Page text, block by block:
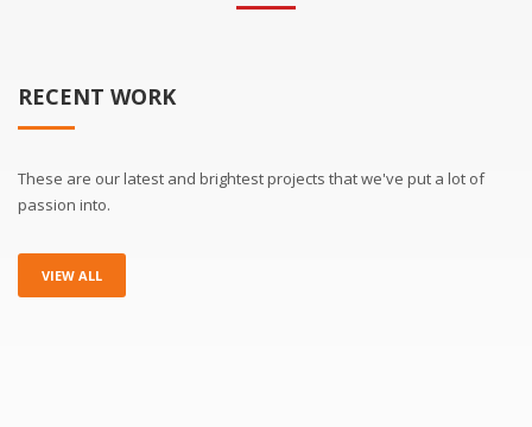
RECENT WORK
These are our latest and brightest projects that we've put a lot of
passion into.
VIEW ALL